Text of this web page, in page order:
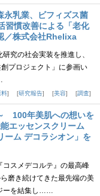
永乳業、ビフィズス菌
習慣改善による「老化
／株式会社Rhelixa
究の社会実装を推進し、
プロジェクト」に参画い
料 研究報告 美容 調査
100年美肌への想いを
エッセンスクリーム
ーム デコラシオン」を
スメデコルテ』の最高峰
磨き続けてきた最先端の美
ーを結集し……